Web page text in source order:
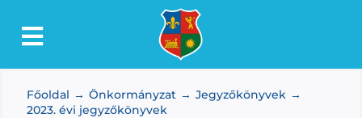
Toggle
Lőkösháza
Intézmények
Főoldal Önkormányzat
Jegyzőkönyvek
2023. évi jegyzőkönyvek